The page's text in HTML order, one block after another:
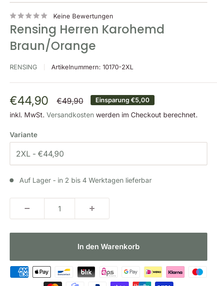
Keine Bewertungen
Rensing Herren Karohemd
Braun/Orange
RENSING Artikelnummern: 10170-2XL
Sonderpreis
€44,90 Normalpreis
€49,90 Einsparung€5,00
inkl. MwSt. Versandkosten werden im Checkout berechnet.
Variante
Auf Lager - in 2 bis 4 Werktagen lieferbar
In den Warenkorb